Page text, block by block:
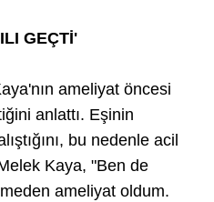
GEÇTİ'
ameliyat öncesi
anlattı. Eşinin
bu nedenle acil
Kaya, "Ben de
ameliyat oldum.